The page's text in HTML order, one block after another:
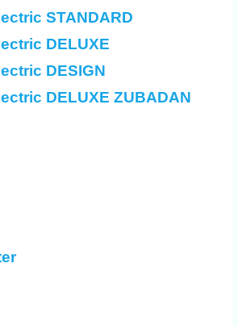
STANDARD
DELUXE
DESIGN
DELUXE ZUBADAN